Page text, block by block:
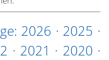
2026 · 2025 ·
· 2021 · 2020 ·